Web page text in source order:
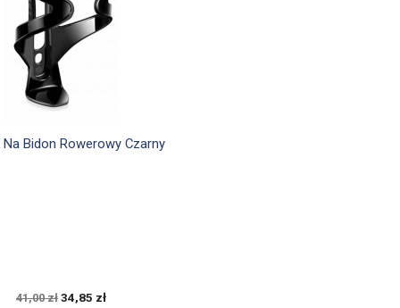
Szybki podgląd
Na Bidon Rowerowy Czarny
41,00 zł 34,85 zł